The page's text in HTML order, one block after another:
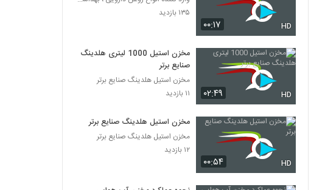
۰۰:۱۷ HD
۱۳۵ بازدید
۰۲:۴۹ HD
مخزن استیل 1000 لیتری هلدینگ
صنایع برتر
مخزن استیل هلدینگ صنایع برتر
۱۱ بازدید
۰۰:۵۴ HD
مخزن استیل هلدینگ صنایع برتر
مخزن استیل هلدینگ صنایع برتر
۱۲ بازدید